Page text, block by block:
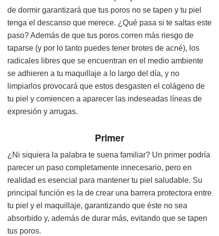
de dormir garantizará que tus poros no se tapen y tu piel
tenga el descanso que merece. ¿Qué pasa si te saltas este
paso? Además de que tus poros corren más riesgo de
taparse (y por lo tanto puedes tener brotes de acné), los
radicales libres que se encuentran en el medio ambiente
se adhieren a tu maquillaje a lo largo del día, y no
limpiarlos provocará que estos desgasten el colágeno de
tu piel y comiencen a aparecer las indeseadas líneas de
expresión y arrugas.
Primer
¿Ni siquiera la palabra te suena familiar? Un primer podría
parecer un paso completamente innecesario, pero en
realidad es esencial para mantener tu piel saludable. Su
principal función es la de crear una barrera protectora entre
tu piel y el maquillaje, garantizando que éste no sea
absorbido y, además de durar más, evitando que se tapen
tus poros.